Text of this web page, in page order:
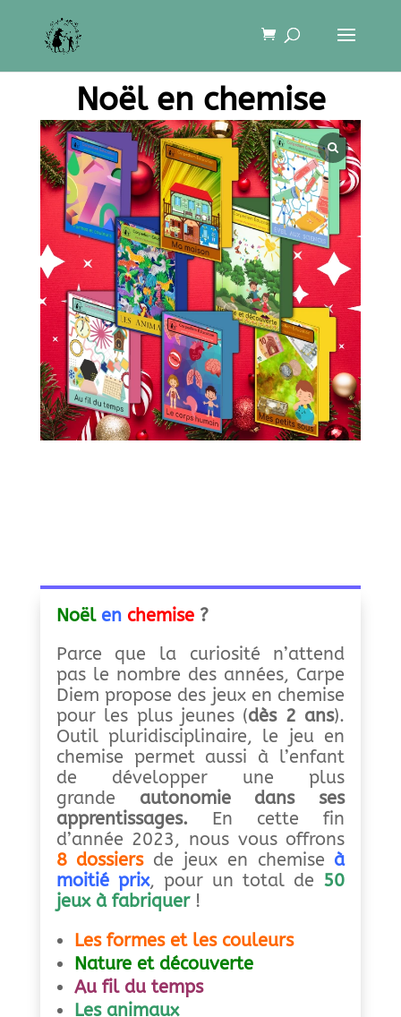
Noël en chemise
Noël en chemise?
Parce que la curiosité n’attend
pas le nombre des années, Carpe
Diem propose des jeux en chemise
pour les plus jeunes (dès 2 ans).
Outil pluridisciplinaire, le jeu en
chemise permet aussi à l’enfant
de développer une plus
grande autonomie dans ses
apprentissages. En cette fin
d’année 2023, nous vous offrons
8 dossiersde jeux en chemise à
moitié prix, pour un total de 50
jeux à fabriquer!
Les formes et les couleurs
Nature et découverte
Au fil du temps
Les animaux